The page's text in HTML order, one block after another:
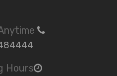
Hours